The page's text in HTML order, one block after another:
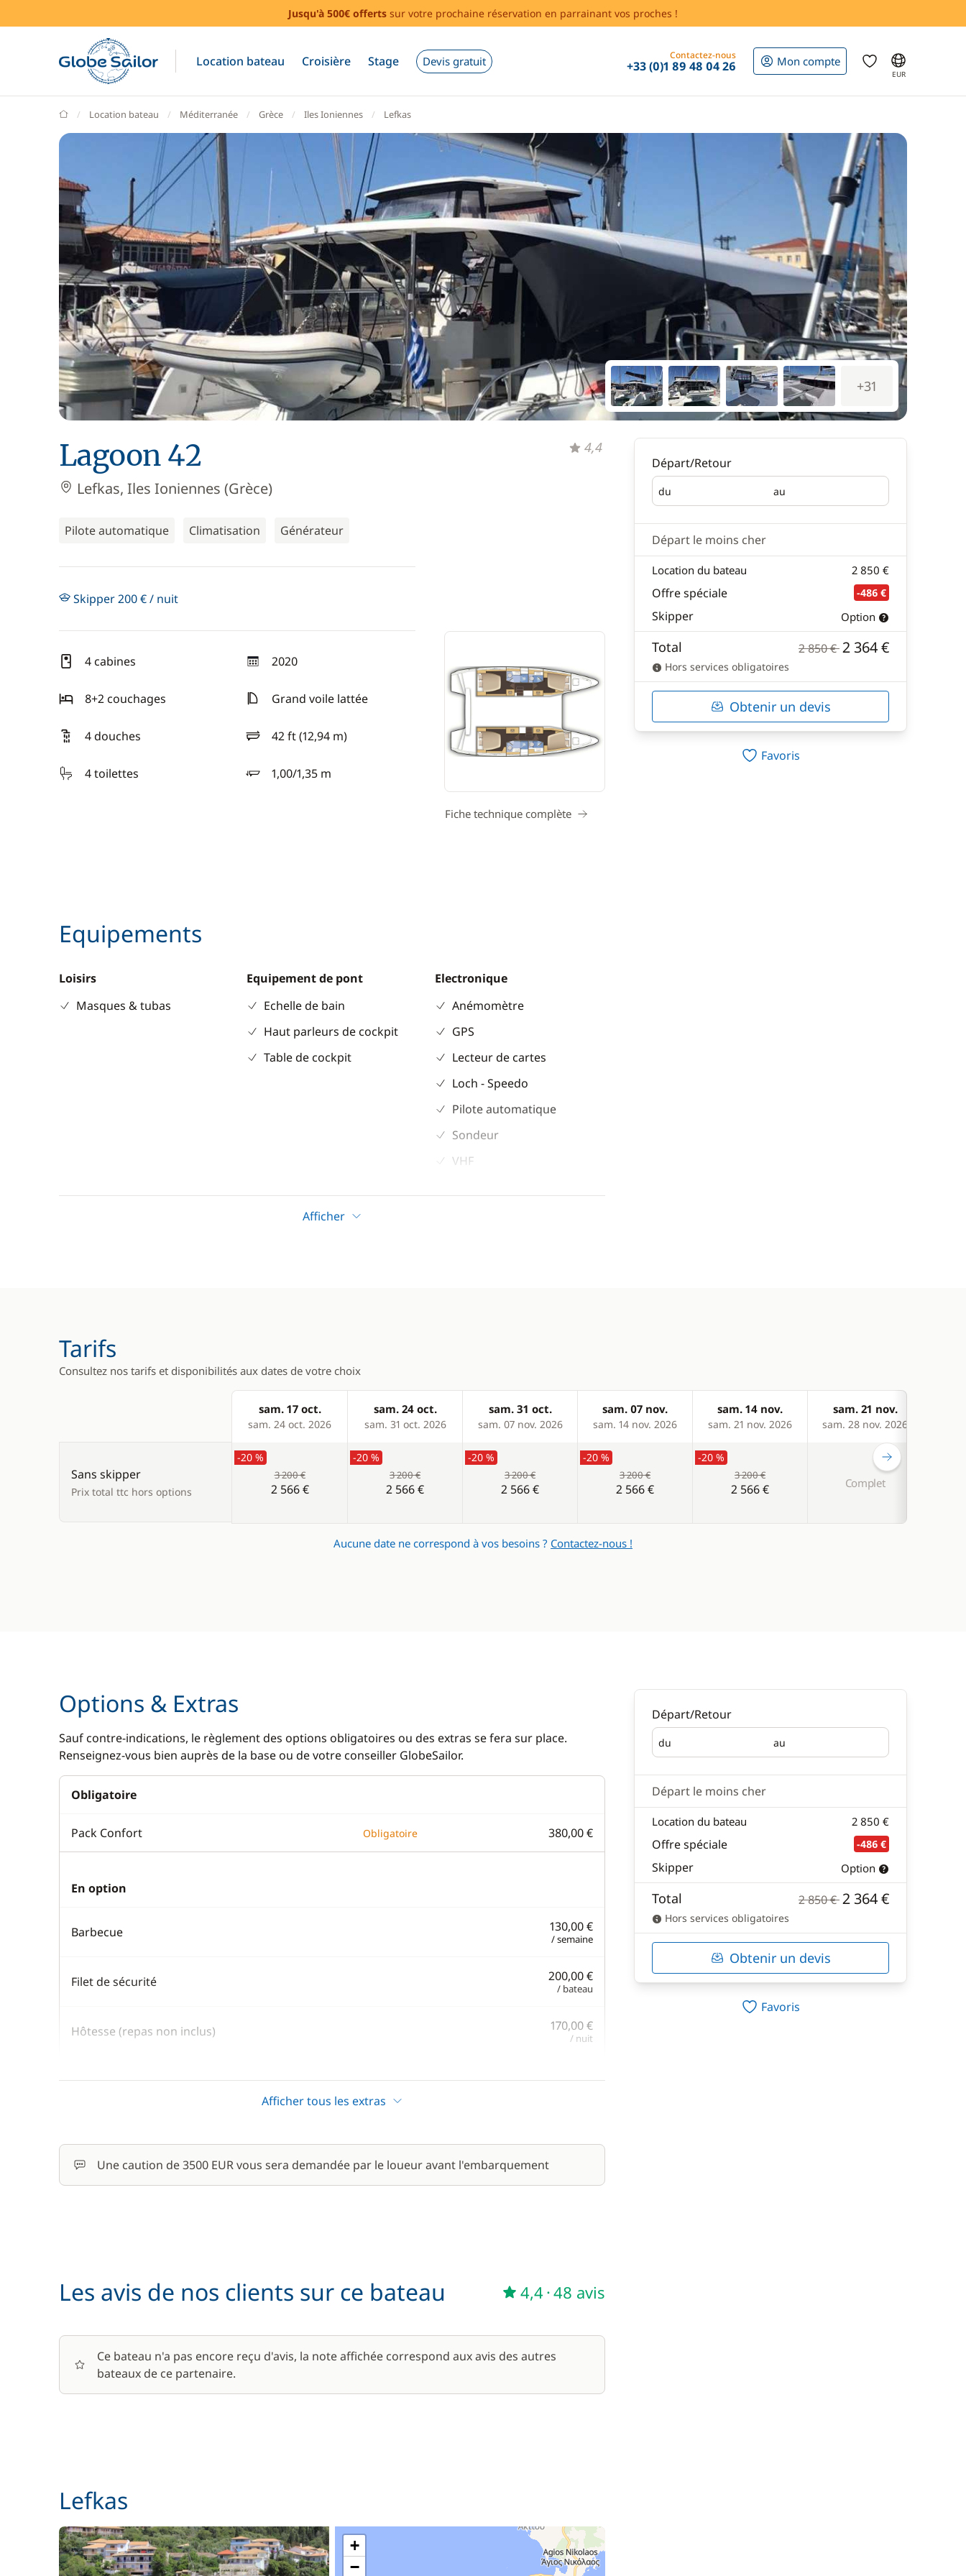
Jusqu'à 500€ offerts sur votre prochaine réservation en parrainant vos proches !
Location bateau Croisière Stage Devis gratuit Contactez-nous
+33 (0)1 89 48 04 26 Mon compte
EUR
GlobeSailor
Location bateau Méditerranée Grèce Iles Ioniennes Lefkas
+31
Lagoon 42
Lefkas, Iles Ioniennes (Grèce)
Pilote automatique Climatisation Générateur
4,4
Skipper 200 € / nuit
4 cabines 2020
année
8+2 couchages
Grand voile lattée
4 douches 42 ft (12,94 m)
longueur
4 toilettes
1,00/1,35 m
tirant d'eau
Fiche technique complète
Equipements
Loisirs
Masques & tubas
Equipement de pont
Echelle de bain
Haut parleurs de cockpit
Table de cockpit
Electronique
Anémomètre
GPS
Lecteur de cartes
Loch - Speedo
Pilote automatique
Sondeur
VHF
Afficher
Départ/Retour
du
Départ au
Retour
Départ le moins cher
Location du bateau 2 850 €
Offre spéciale -486 €
Skipper Option
Total 2 850 €2 364 €
Hors services obligatoires
Obtenir un devis
Favoris
Tarifs
Consultez nos tarifs et disponibilités aux dates de votre choix
Products
sam. 17 oct.
sam. 24 oct. 2026
sam. 24 oct.
sam. 31 oct. 2026
sam. 31 oct.
sam. 07 nov. 2026
sam. 07 nov.
sam. 14 nov. 2026
sam. 14 nov.
sam. 21 nov. 2026
sam. 21 nov.
sam. 28 nov. 2026
Sans skipper
Prix total ttc hors options
-20 %
3 200 €
2 566 €
-20 %
3 200 €
2 566 €
-20 %
3 200 €
2 566 €
-20 %
3 200 €
2 566 €
-20 %
3 200 €
2 566 € Complet
Aucune date ne correspond à vos besoins ? Contactez-nous !
Options & Extras
Sauf contre-indications, le règlement des options obligatoires ou des extras se fera sur place.
Renseignez-vous bien auprès de la base ou de votre conseiller GlobeSailor.
Obligatoire
Pack Confort Obligatoire 380,00 €
En option
Barbecue 130,00 €
/ semaine
Filet de sécurité 200,00 €
/ bateau
Hôtesse (repas non inclus) 170,00 €
/ nuit
Kayak
/ semaine
/ bateau
Afficher tous les extras
Une caution de 3500 EUR vous sera demandée par le loueur avant l'embarquement
Les avis de nos clients sur ce bateau 4,4·48 avis
Ce bateau n'a pas encore reçu d'avis, la note affichée correspond aux avis des autres
bateaux de ce partenaire.
Lefkas
+
−
Départ/Retour
du
Départ au
Retour
Départ le moins cher
Location du bateau 2 850 €
Offre spéciale -486 €
Skipper Option
Total 2 850 €2 364 €
Hors services obligatoires
Obtenir un devis
Favoris